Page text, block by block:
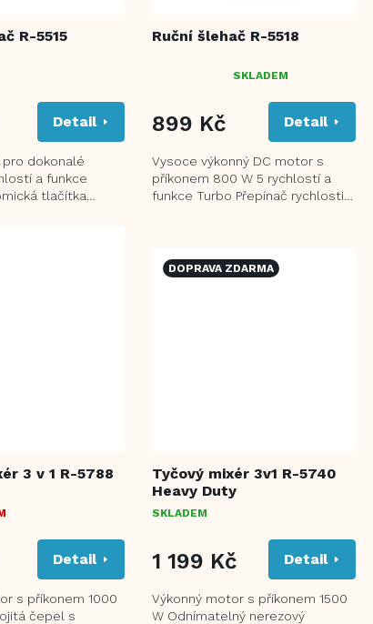
R-5515
Detail
pro dokonalé
a funkce
tlačítka
Ruční šlehač R-5518
PRODUKTU
JE
Z
5
HVĚZDIČEK.
SKLADEM
899 Kč Detail
Vysoce výkonný DC motor s
příkonem 800 W 5 rychlostí a
funkce Turbo Přepínač rychlosti a
3 v 1 R-5788
Detail
s příkonem 1000
čepel s
DOPRAVA ZDARMA
Tyčový mixér 3v1 R-5740
Heavy Duty
SKLADEM
1 199 Kč Detail
Výkonný motor s příkonem 1500
W Odnímatelný nerezový